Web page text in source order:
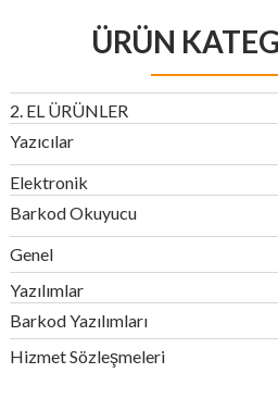
ÜRÜN
2. EL ÜRÜNLER
Yazıcılar
Elektronik
Barkod Okuyucu
Genel
Yazılımlar
Barkod Yazılımları
Hizmet Sözleşmeleri